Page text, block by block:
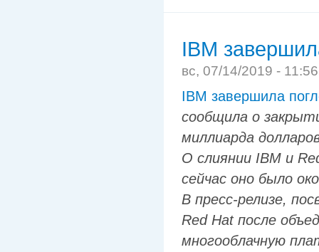
IBM
вс, 07/14/2019 -
IBM завершила
сообщила о
миллиарда
О слиянии IBM и
сейчас оно было
В пресс-релизе,
Red Hat после
многооблачную